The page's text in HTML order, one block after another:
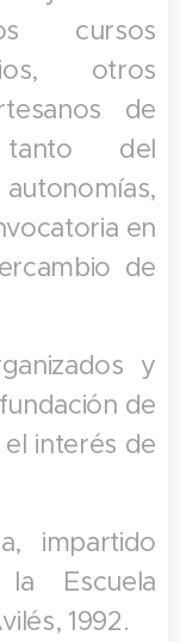
cursos
otros
de
tanto del
en
de
y
de
interés de
impartido
Escuela
1992.